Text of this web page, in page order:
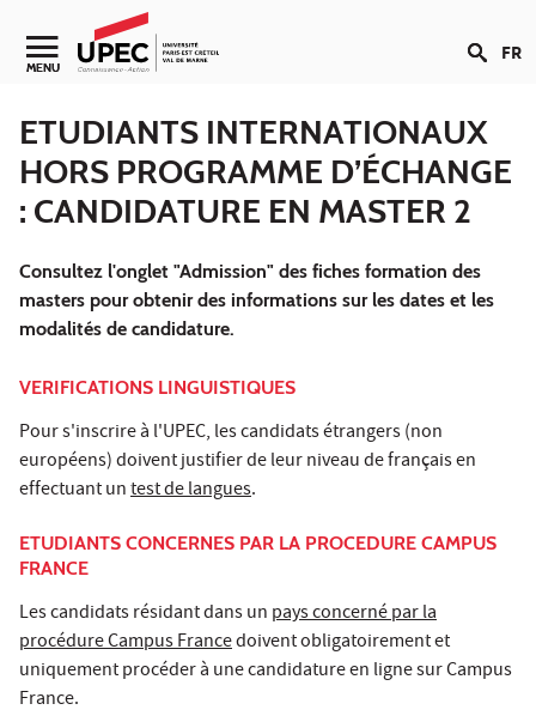
Aller au contenu
Navigation secondaire
MENU FR
ETUDIANTS INTERNATIONAUX
HORS PROGRAMME D’ÉCHANGE
: CANDIDATURE EN MASTER 2
Consultez l'onglet "Admission" des fiches formation des
masters pour obtenir des informations sur les dates et les
modalités de candidature.
VERIFICATIONS LINGUISTIQUES
Pour s'inscrire à l'UPEC, les candidats étrangers (non
européens) doivent justifier de leur niveau de français en
effectuant untest de langues.
ETUDIANTS CONCERNES PAR LA PROCEDURE CAMPUS
FRANCE
Les candidats résidant dans un pays concerné par la
procédure Campus Francedoivent obligatoirement et
uniquement procéder à une candidature en ligne surCampus
France.